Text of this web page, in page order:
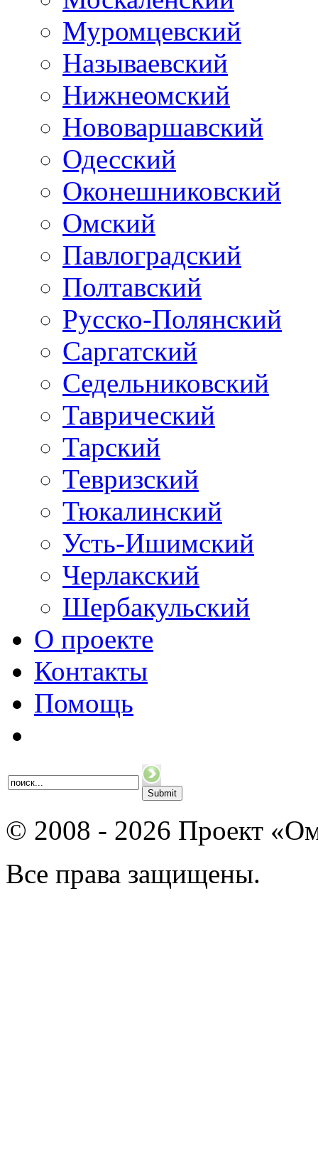
Муромцевский
Называевский
Нижнеомский
Нововаршавский
Одесский
Оконешниковский
Омский
Павлоградский
Полтавский
Русско-Полянский
Саргатский
Седельниковский
Таврический
Тарский
Тевризский
Тюкалинский
Усть-Ишимский
Черлакский
Шербакульский
О проекте
Контакты
Помощь
© 2008 - 2026 Проект
Все права защищены.